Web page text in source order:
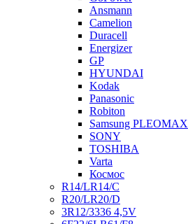
Ansmann
Camelion
Duracell
Energizer
GP
HYUNDAI
Kodak
Panasonic
Robiton
Samsung PLEOMAX
SONY
TOSHIBA
Varta
Космос
R14/LR14/C
R20/LR20/D
3R12/3336 4,5V